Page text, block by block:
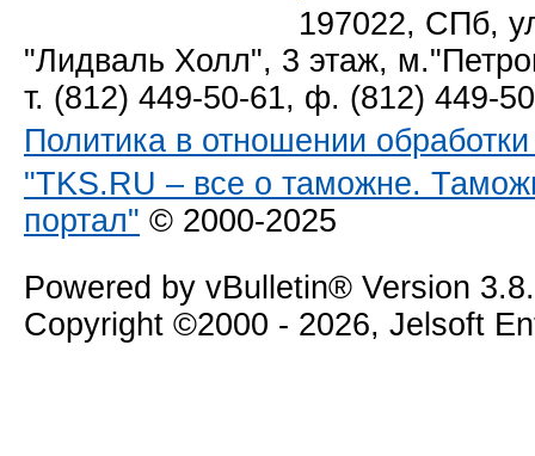
197022, СПб,
"Лидваль Холл", 3 этаж,
т. (812) 449-50-61, ф. (812) 449-
Политика в отношении
"TKS.RU – все о таможне.
портал" © 2000-2025
Powered by vBulletin® Version
Copyright ©2000 - 2026, Jelsoft